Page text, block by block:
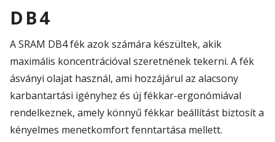
DB4
A SRAM DB4 fék azok számára készültek, akik
maximális koncentrációval szeretnének tekerni. A fék
ásványi olajat használ, ami hozzájárul az alacsony
karbantartási igényhez és új fékkar-ergonómiával
rendelkeznek, amely könnyű fékkar beállítást biztosít a
kényelmes menetkomfort fenntartása mellett.